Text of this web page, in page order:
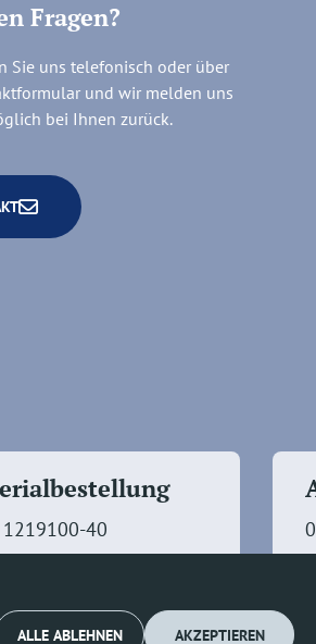
AKZEPTIEREN
ALLE ABLEHNEN
Fragen?
Sie uns telefonisch oder über
und wir melden uns
bei Ihnen zurück.
40